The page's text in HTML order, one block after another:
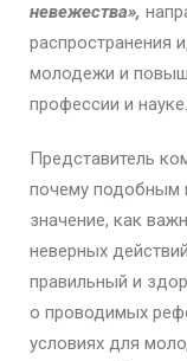
невежества»,
распространения
молодежи и
профессии и науке.
Представитель
почему подобным
значение, как
неверных
правильный и
о проводимых
условиях для